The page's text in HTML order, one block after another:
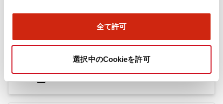
全て許可
選択中のCookieを許可
TWシリーズ コントロールユニット（2025年6月版）
.PDF1.65MB